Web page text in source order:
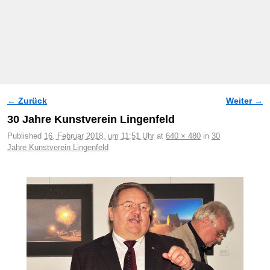
Bilder-Navigation
← Zurück Weiter →
30 Jahre Kunstverein Lingenfeld
Published 16. Februar 2018, um 11:51 Uhr at 640 × 480 in 30
Jahre Kunstverein Lingenfeld